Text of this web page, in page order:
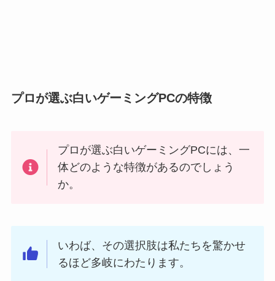
プロが選ぶ白いゲーミングPCの特徴
プロが選ぶ白いゲーミングPCには、一
体どのような特徴があるのでしょう
か。
いわば、その選択肢は私たちを驚かせ
るほど多岐にわたります。